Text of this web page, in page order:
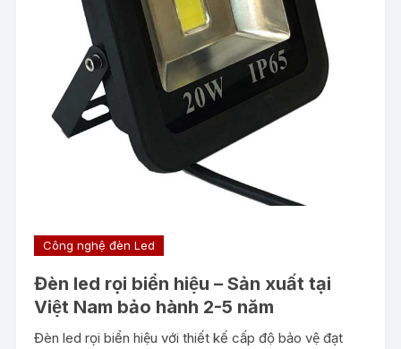
Công nghệ đèn Led
Đèn led rọi biển hiệu – Sản xuất tại
Việt Nam bảo hành 2-5 năm
Đèn led rọi biển hiệu với thiết kế cấp độ bảo vệ đạt